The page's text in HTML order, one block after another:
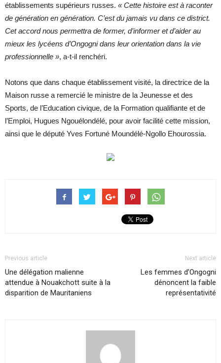
établissements supérieurs russes. « Cette histoire est à raconter
de génération en génération. C’est du jamais vu dans ce district.
Cet accord nous permettra de former, d’informer et d’aider au
mieux les lycéens d’Ongogni dans leur orientation dans la vie
professionnelle », a-t-il renchéri.
Notons que dans chaque établissement visité, la directrice de la
Maison russe a remercié le ministre de la Jeunesse et des
Sports, de l’Education civique, de la Formation qualifiante et de
l’Emploi, Hugues Ngouélondélé, pour avoir facilité cette mission,
ainsi que le député Yves Fortuné Moundélé-Ngollo Ehourossia.
Previous article
Une délégation malienne
attendue à Nouakchott suite à la
disparition de Mauritaniens
Next article
Les femmes d’Ongogni
dénoncent la faible
représentativité